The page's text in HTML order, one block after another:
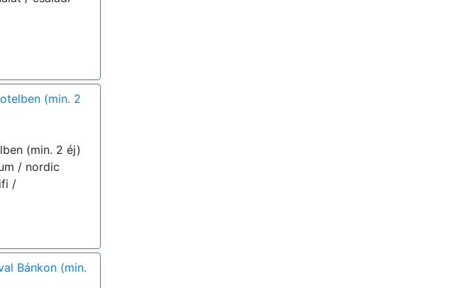
(min. 2
(min. 2 éj)
/ nordic
/
Bánkon (min.